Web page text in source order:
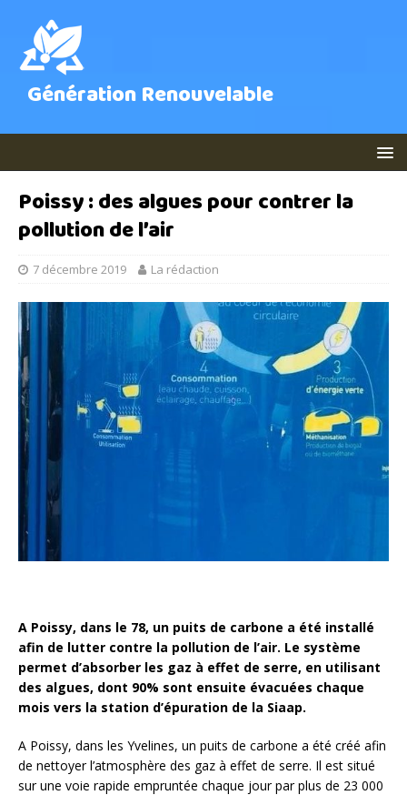
Génération Renouvelable
Poissy : des algues pour contrer la
pollution de l’air
7 décembre 2019 La rédaction
A Poissy, dans le 78, un puits de carbone a été installé
afin de lutter contre la pollution de l’air. Le système
permet d’absorber les gaz à effet de serre, en utilisant
des algues, dont 90% sont ensuite évacuées chaque
mois vers la station d’épuration de la Siaap.
A Poissy, dans les Yvelines, un puits de carbone a été créé afin
de nettoyer l’atmosphère des gaz à effet de serre. Il est situé
sur une voie rapide empruntée chaque jour par plus de 23 000